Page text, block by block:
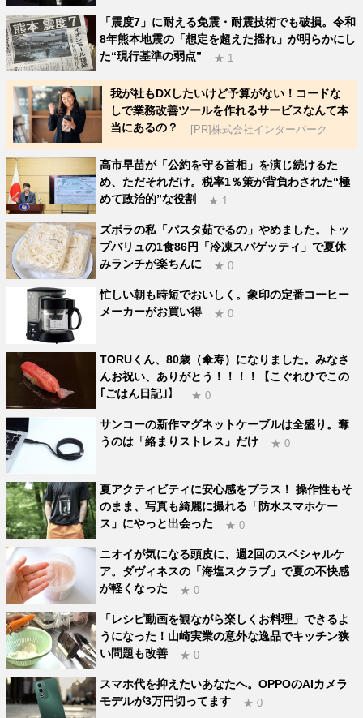
「震度7」に耐える免震・耐震技術でも破損。令和
8年熊本地震の「想定を超えた揺れ」が明らかにし
た“現行基準の弱点”
★ 1
我が社もDXしたいけど予算がない！コードな
しで業務改善ツールを作れるサービスなんて本
当にあるの？
[PR]株式会社インターパーク
高市早苗が「公約を守る首相」を演じ続けるた
め、ただそれだけ。税率1％策が背負わされた“極
めて政治的”な役割
★ 1
ズボラの私「パスタ茹でるの」やめました。トッ
プバリュの1食86円「冷凍スパゲッティ」で夏休
みランチが楽ちんに
★ 0
忙しい朝も時短でおいしく。象印の定番コーヒー
メーカーがお買い得
★ 0
TORUくん、80歳（傘寿）になりました。みなさ
んお祝い、ありがとう！！！！【こぐれひでこの
｢ごはん日記｣】
★ 0
サンコーの新作マグネットケーブルは全盛り。奪
うのは「絡まりストレス」だけ
★ 0
夏アクティビティに安心感をプラス！ 操作性もそ
のまま、写真も綺麗に撮れる「防水スマホケー
ス」にやっと出会った
★ 0
ニオイが気になる頭皮に、週2回のスペシャルケ
ア。ダヴィネスの「海塩スクラブ」で夏の不快感
が軽くなった
★ 0
「レシピ動画を観ながら楽しくお料理」できるよ
うになった！山崎実業の意外な逸品でキッチン狭
い問題も改善
★ 0
スマホ代を抑えたいあなたへ。OPPOのAIカメラ
モデルが3万円切ってます
★ 0